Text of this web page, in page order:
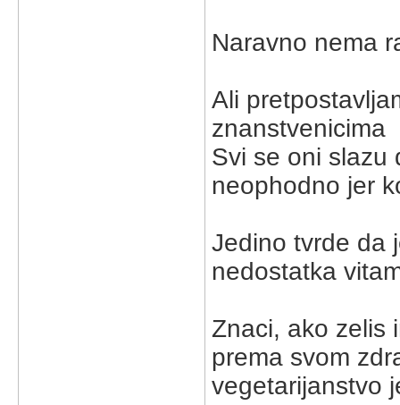
Naravno nema
Ali
znanstvenicima
Svi se oni slazu
neophodno jer
Jedino tvrde da
nedostatka
Znaci, ako zelis
prema svom
vegetarijanstvo